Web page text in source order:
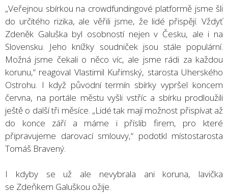
„Veřejnou sbírkou na crowdfundingové platformě jsme šli
do určitého rizika, ale věřili jsme, že lidé přispějí. Vždyť
Zdeněk Galuška byl osobností nejen v Česku, ale i na
Slovensku. Jeho knížky soudniček jsou stále populární.
Možná jsme čekali o něco víc, ale jsme rádi za každou
korunu,“ reagoval Vlastimil Kuřimský, starosta Uherského
Ostrohu. I když původní termín sbírky vypršel koncem
června, na portále městu vyšli vstříc a sbírku prodloužili
ještě o další tři měsíce. „Lidé tak mají možnost přispívat až
do konce září a máme i příslib firem, pro které
připravujeme darovací smlouvy,“ podotkl místostarosta
Tomáš Bravený.
I kdyby se už ale nevybrala ani koruna, lavička
se Zdeňkem Galuškou ožije.